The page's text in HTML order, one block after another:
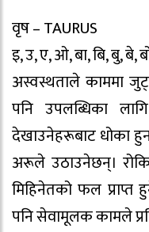
वृष – TAURUS
इ, उ, ए, ओ, बा, बि, बु, बे,
अस्वस्थताले काममा
पनि उपलब्धिका
देखाउनेहरूबाट धोका
अरूले उठाउनेछन्।
मिहिनेतको फल
पनि सेवामूलक कामले